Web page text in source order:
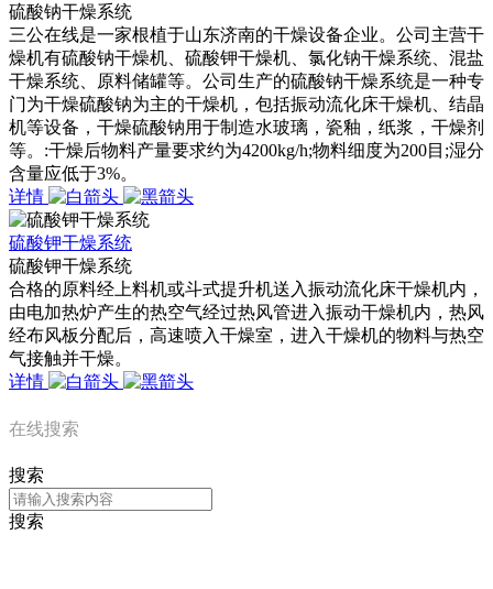
硫酸钠干燥系统
三公在线是一家根植于山东济南的干燥设备企业。公司主营干
燥机有硫酸钠干燥机、硫酸钾干燥机、氯化钠干燥系统、混盐
干燥系统、原料储罐等。公司生产的硫酸钠干燥系统是一种专
门为干燥硫酸钠为主的干燥机，包括振动流化床干燥机、结晶
机等设备，干燥硫酸钠用于制造水玻璃，瓷釉，纸浆，干燥剂
等。:干燥后物料产量要求约为4200kg/h;物料细度为200目;湿分
含量应低于3%。
详情
硫酸钾干燥系统
硫酸钾干燥系统
合格的原料经上料机或斗式提升机送入振动流化床干燥机内，
由电加热炉产生的热空气经过热风管进入振动干燥机内，热风
经布风板分配后，高速喷入干燥室，进入干燥机的物料与热空
气接触并干燥。
详情
在线搜索
搜索
搜索